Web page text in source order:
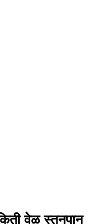
वेळ स्तनपान